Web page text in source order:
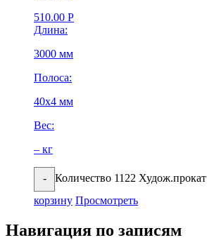
510.00 Р
Длина:
3000 мм
Полоса:
40х4 мм
Вес:
– кг
- Количество 1122 Худож.прокат
корзину Просмотреть
Навигация по записям